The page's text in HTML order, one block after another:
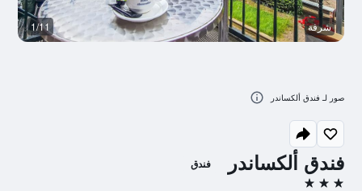
فندق ألكساندر فندق
شرفة 1/11
صور لـ فندق ألكساندر